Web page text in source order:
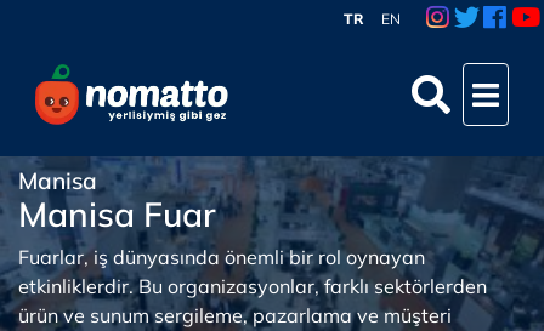
TR EN
Manisa
Manisa Fuar
Fuarlar, iş dünyasında önemli bir rol oynayan
etkinliklerdir. Bu organizasyonlar, farklı sektörlerden
ürün ve sunum sergileme, pazarlama ve müşteri